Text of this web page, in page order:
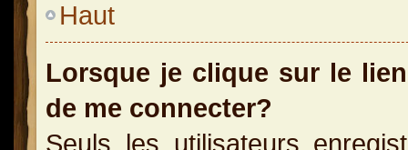
Haut
Lorsque je clique sur le
de me connecter?
Seuls les utilisateurs